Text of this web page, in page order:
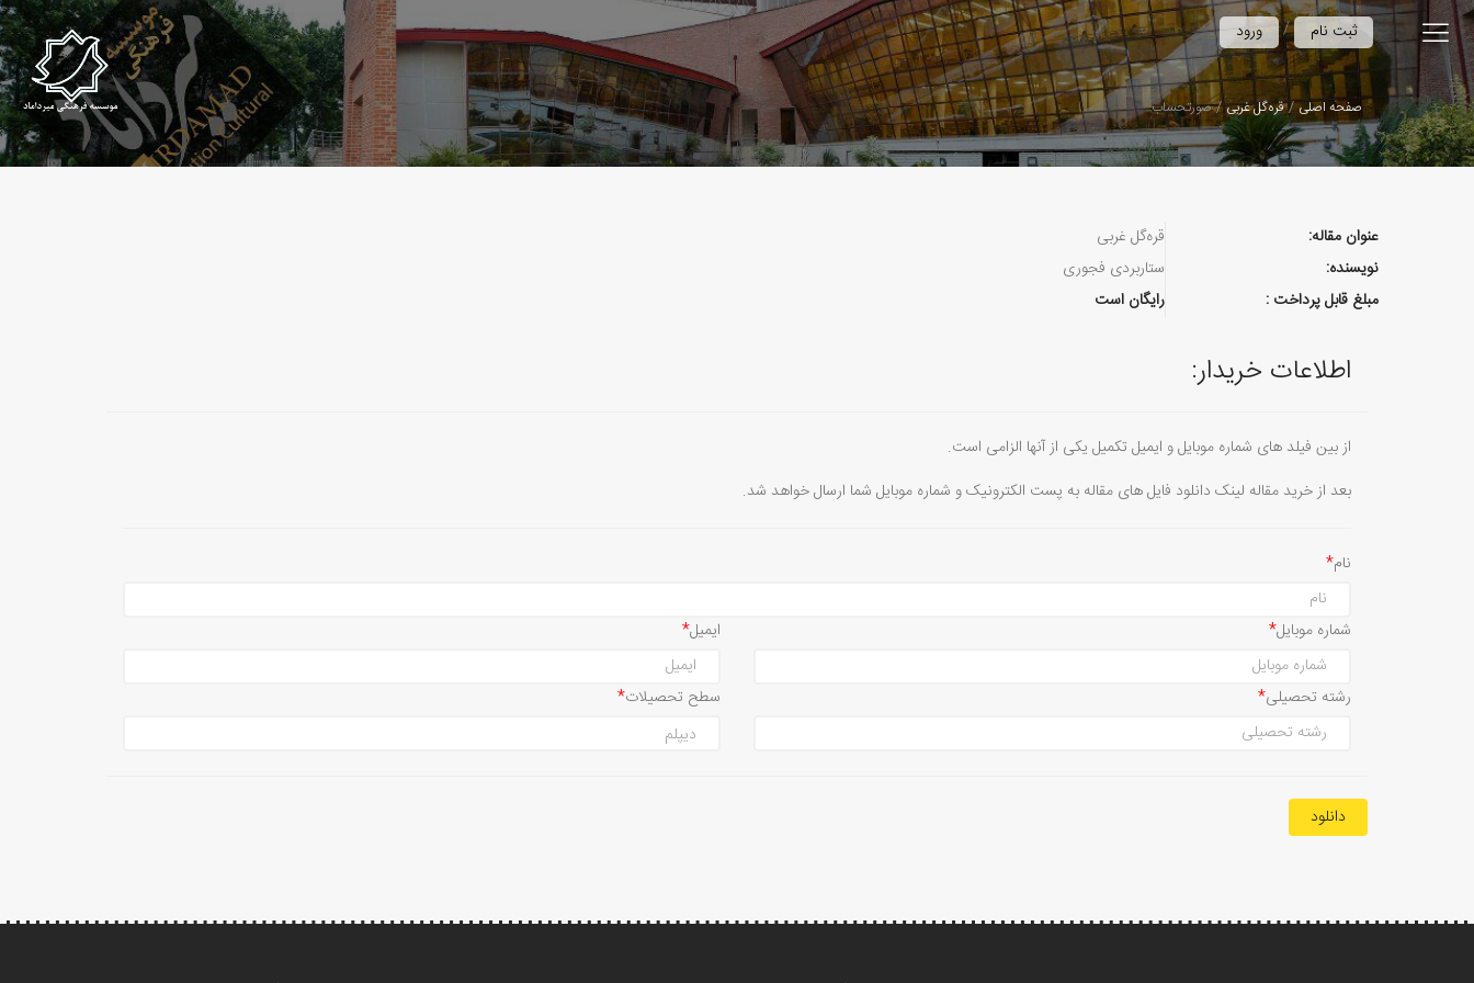
ورود / ثبت نام
صفحه اصلی قره‌گل غربی صورتحساب
عنوان مقاله:
قره‌گل غربی
نویسنده:
ستاربردی فجوری
مبلغ قابل پرداخت :
رایگان است
اطلاعات خریدار:
از بین فیلد های شماره موبایل و ایمیل تکمیل یکی از آنها الزامی است.
بعد از خرید مقاله لینک دانلود فایل های مقاله به پست الکترونیک و شماره موبایل شما ارسال خواهد شد.
نام
ایمیل شماره موبایل
سطح تحصیلات رشته تحصیلی
دانلود